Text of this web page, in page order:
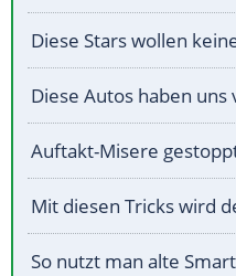
Diese Stars wollen
Diese Autos haben uns
Auftakt-Misere
Mit diesen Tricks wird
So nutzt man alte